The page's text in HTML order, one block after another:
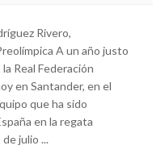
Rivero,
A un año justo
Real Federación
en Santander, en el
que ha sido
en la regata
julio ...